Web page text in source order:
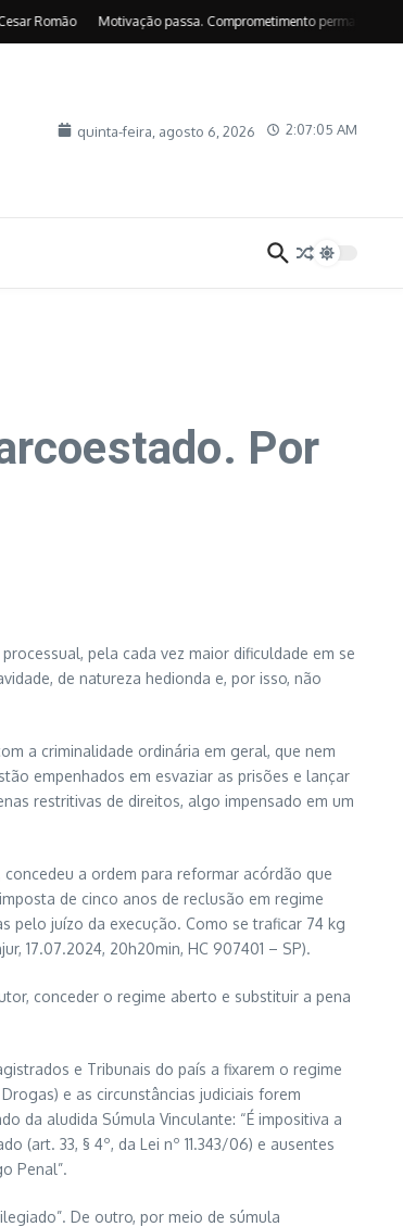
Motivação passa. Comprometimento permanece – por
quinta-feira, agosto 6, 2026 2:07:06 AM
Por
pela cada vez maior dificuldade em se
de natureza hedionda e, por isso, não
a criminalidade ordinária em geral, que nem
empenhados em esvaziar as prisões e lançar
restritivas de direitos, algo impensado em um
a ordem para reformar acórdão que
de cinco anos de reclusão em regime
pelo juízo da execução. Como se traficar 74 kg
17.07.2024, 20h20min, HC 907401 – SP).
conceder o regime aberto e substituir a pena
e Tribunais do país a fixarem o regime
e as circunstâncias judiciais forem
da aludida Súmula Vinculante: “É impositiva a
33, § 4º, da Lei nº 11.343/06) e ausentes
Penal”.
De outro, por meio de súmula